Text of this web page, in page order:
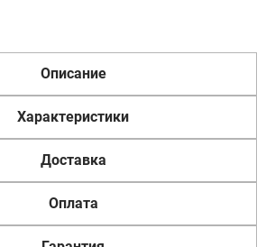
Описание
Характеристики
Доставка
Оплата